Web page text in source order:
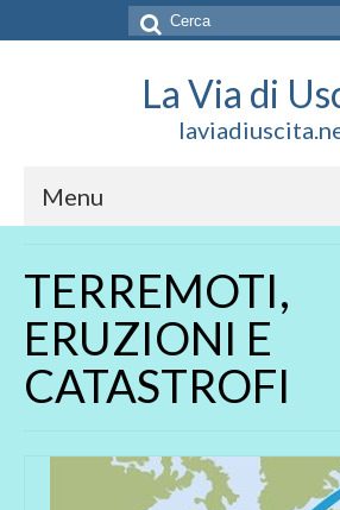
Cerca:
La Via di
Menu
CHI SIAMO
SOCIAL
SOSTIENICI
CONTATTI
TERREMOTI,
ERUZIONI E
CATASTROFI